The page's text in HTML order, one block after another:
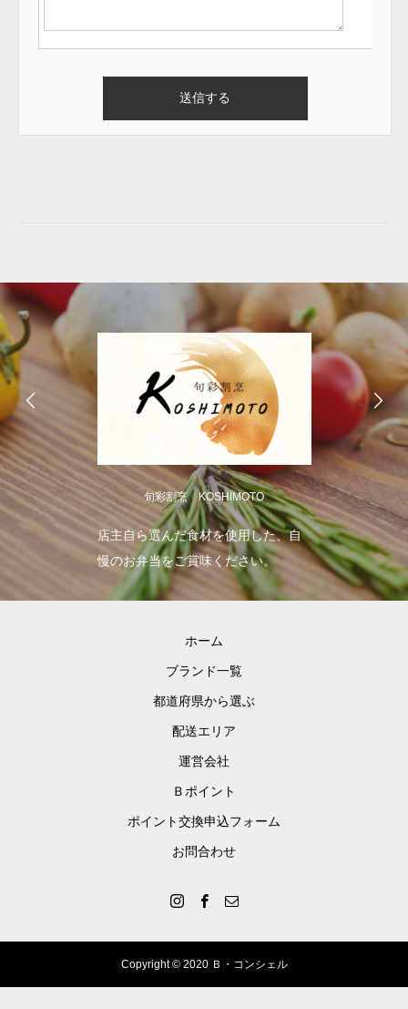
旬彩割烹 KOSHIMOTO
店主自ら選んだ食材を使用した、自
慢のお弁当をご賞味ください。
ホーム
ブランド一覧
都道府県から選ぶ
配送エリア
運営会社
Ｂポイント
ポイント交換申込フォーム
お問合わせ
Copyright © 2020 Ｂ・コンシェル